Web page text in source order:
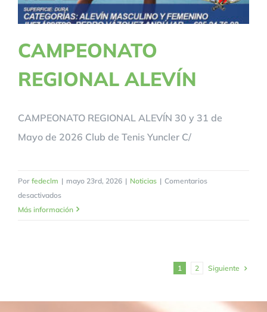
CAMPEONATO
REGIONAL ALEVÍN
CAMPEONATO REGIONAL ALEVÍN 30 y 31 de
Mayo de 2026 Club de Tenis Yuncler C/
Por fedeclm | mayo 23rd, 2026 | Noticias | Comentarios
desactivados
CAMPEONATO
Más información
1 2 Siguiente